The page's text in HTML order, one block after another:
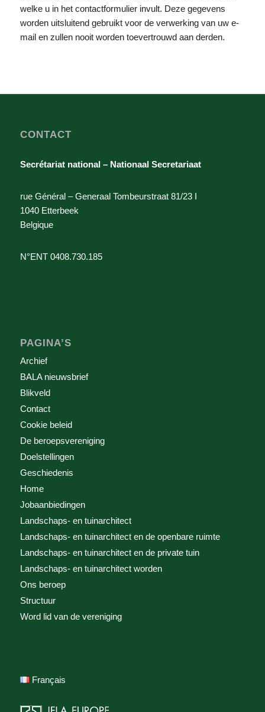
welke u in het contactformulier invult. Deze gegevens
worden uitsluitend gebruikt voor de verwerking van uw e-
mail en zullen nooit worden toevertrouwd aan derden.
CONTACT
Secrétariat national – Nationaal Secretariaat
rue Général – Generaal Tombeurstraat 81/23 I
1040 Etterbeek
Belgique
N°ENT 0408.730.185
PAGINA’S
Archief
BALA nieuwsbrief
Blikveld
Contact
Cookie beleid
De beroepsvereniging
Doelstellingen
Geschiedenis
Home
Jobaanbiedingen
Landschaps- en tuinarchitect
Landschaps- en tuinarchitect en de openbare ruimte
Landschaps- en tuinarchitect en de private tuin
Landschaps- en tuinarchitect worden
Ons beroep
Structuur
Word lid van de vereniging
Français